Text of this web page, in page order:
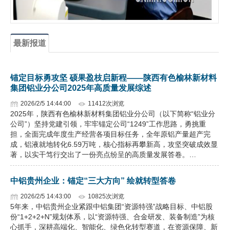
数字报
最新报道
锚定目标勇攻坚 硕果盈枝启新程——陕西有色榆林新材料
集团铝业分公司2025年高质量发展综述
2026/2/5 14:44:00 11412次浏览
2025年，陕西有色榆林新材料集团铝业分公司（以下简称“铝业分
公司”）坚持党建引领，牢牢锚定公司“1249”工作思路，勇挑重
担，全面完成年度生产经营各项目标任务，全年原铝产量超产完
成，铝液就地转化6.59万吨，核心指标再攀新高，攻坚突破成效显
著，以实干笃行交出了一份亮点纷呈的高质量发展答卷。…
中铝贵州企业：锚定“三大方向” 绘就转型答卷
2026/2/5 14:43:00 10825次浏览
5年来，中铝贵州企业紧跟中铝集团“资源特强”战略目标、中铝股
份“1+2+2+N”规划体系，以“资源特强、合金研发、装备制造”为核
心抓手，深耕高端化、智能化、绿色化转型赛道，在资源保障、新